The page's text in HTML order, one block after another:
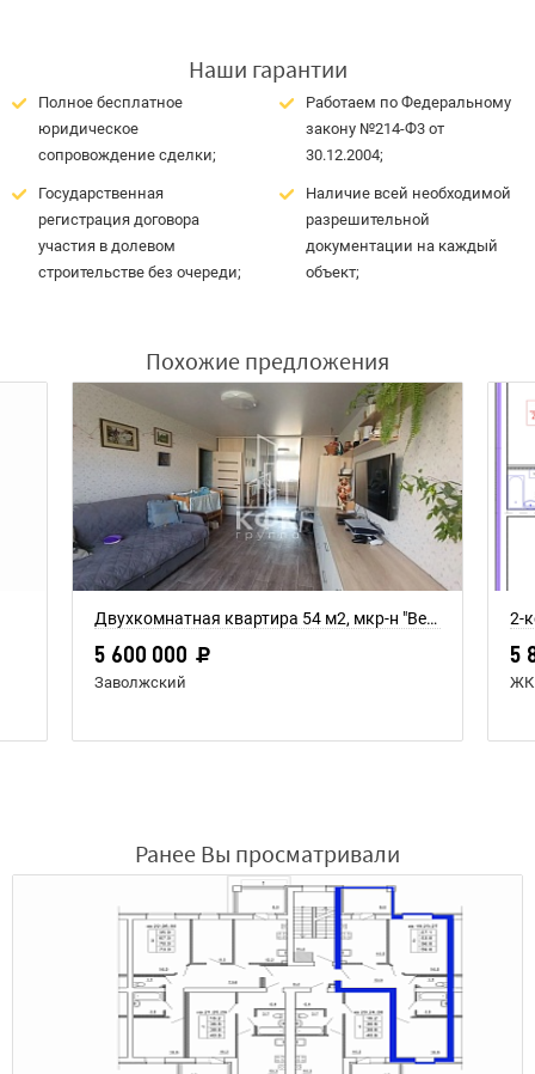
Наши гарантии
Полное бесплатное
юридическое
сопровождение сделки;
Государственная
регистрация договора
участия в долевом
строительстве без очереди;
Работаем по Федеральному
закону №214-Ф3 от
30.12.2004;
Наличие всей необходимой
разрешительной
документации на каждый
объект;
Похожие предложения
Двухкомнатная квартира 54 м2, мкр-н "Венеция", дом 30
5 600 000
Заволжский
2-
5
ЖК
Ранее Вы просматривали